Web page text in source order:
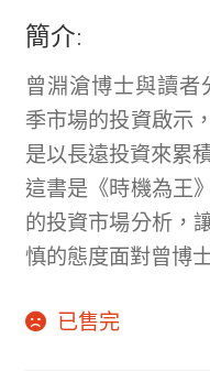
簡介:
曾淵滄博士與讀者
季市場的投資啟示
是以長遠投資來累
這書是《時機為王
的投資市場分析，
慎的態度面對曾博
已售完